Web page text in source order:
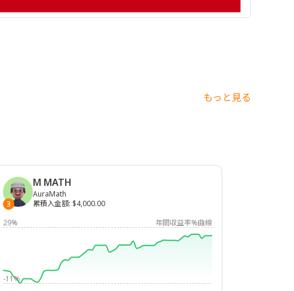
もっと見る
3
M MATH
AuraMath
累積入金額: $4,000.00
29%
年間収益率%曲線
-11%